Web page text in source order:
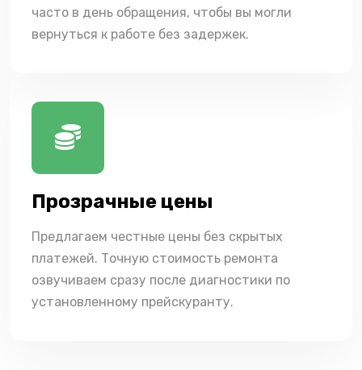
часто в день обращения, чтобы вы могли
вернуться к работе без задержек.
Прозрачные цены
Предлагаем честные цены без скрытых
платежей. Точную стоимость ремонта
озвучиваем сразу после диагностики по
установленному прейскуранту.